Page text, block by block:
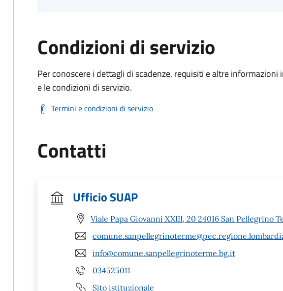
Condizioni di servizio
Per conoscere i dettagli di scadenze, requisiti e altre
e le condizioni di servizio.
Termini e condizioni di servizio
Contatti
Ufficio SUAP
Viale Papa Giovanni XXIII, 20 24016 San Pellegrino
info@comune.sanpellegrinoterme.bg.it
034525011
Sito istituzionale